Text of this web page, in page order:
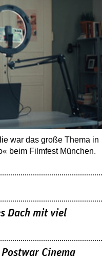
war das große Thema in
beim Filmfest München.
Dach mit viel
Cinema